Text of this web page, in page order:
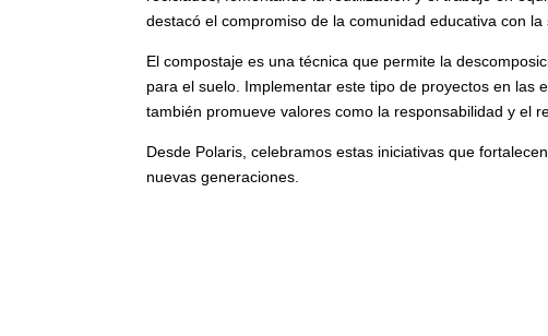
destacó el compromiso de la comunidad educativa con la
El compostaje es una técnica que permite la
para el suelo. Implementar este tipo de proyectos en las
también promueve valores como la responsabilidad y el
Desde Polaris, celebramos estas iniciativas que
nuevas generaciones.